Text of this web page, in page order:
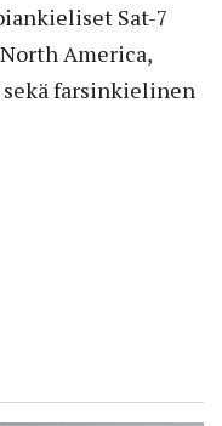
Sat-7
America,
farsinkielinen